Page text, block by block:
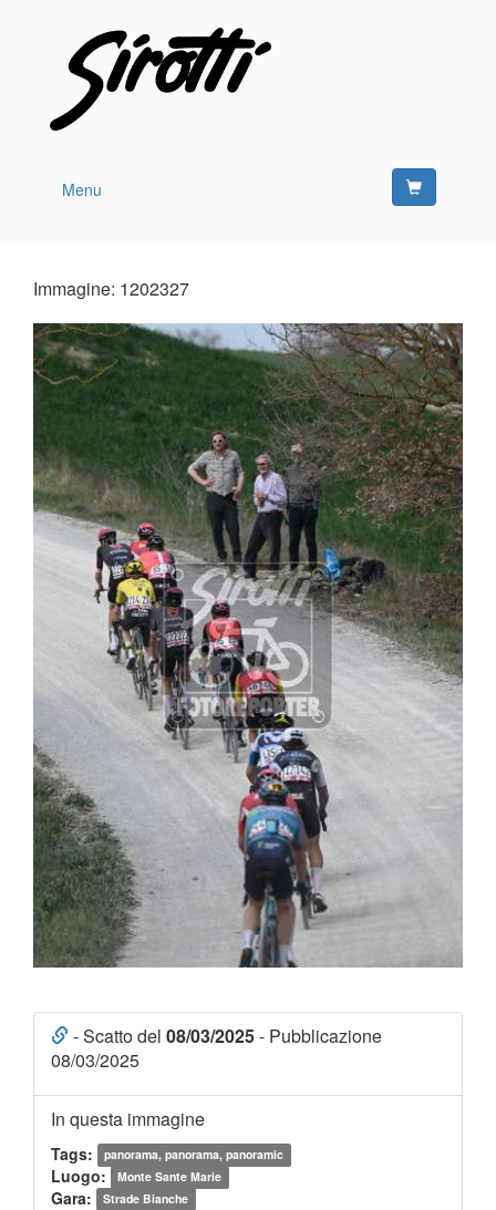
Menu
Immagine: 1202327
- Scatto del 08/03/2025- Pubblicazione
08/03/2025
In questa immagine
Tags: panorama, panorama, panoramic
Luogo: Monte Sante Marie
Gara: Strade Bianche